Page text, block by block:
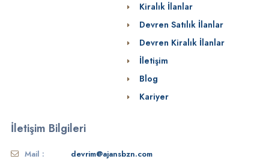
Kiralık İlanlar
Devren Satılık İlanlar
Devren Kiralık İlanlar
İletişim
Blog
Kariyer
İletişim Bilgileri
Mail :
devrim@ajansbzn.com